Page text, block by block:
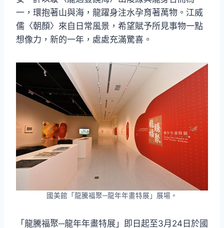
一，環抱著山與海，龍躍身注水孕育著萬物。江威
儒〈朝顏〉來自日常風景，希望賦予所見事物一點
想像力，新的一年，處處充滿驚喜。
國美館「龍騰福聚─龍年年畫特展」展場。
「龍騰福聚─龍年年畫特展」即日起至3月24日於國